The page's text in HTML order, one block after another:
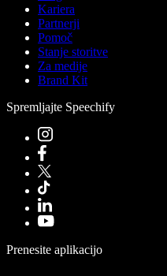
Kariera
Partnerji
Pomoč
Stanje storitve
Za medije
Brand Kit
Spremljajte Speechify
Prenesite aplikacijo